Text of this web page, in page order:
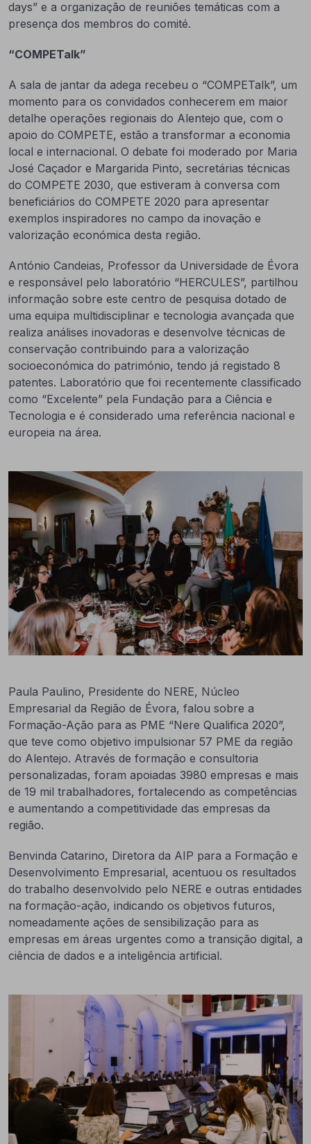
days” e a organização de reuniões temáticas com a
presença dos membros do comité.
“COMPETalk”
A sala de jantar da adega recebeu o “COMPETalk”, um
momento para os convidados conhecerem em maior
detalhe operações regionais do Alentejo que, com o
apoio do COMPETE, estão a transformar a economia
local e internacional. O debate foi moderado por Maria
José Caçador e Margarida Pinto, secretárias técnicas
do COMPETE 2030, que estiveram à conversa com
beneficiários do COMPETE 2020 para apresentar
exemplos inspiradores no campo da inovação e
valorização económica desta região.
António Candeias, Professor da Universidade de Évora
e responsável pelo laboratório “HERCULES”, partilhou
informação sobre este centro de pesquisa dotado de
uma equipa multidisciplinar e tecnologia avançada que
realiza análises inovadoras e desenvolve técnicas de
conservação contribuindo para a valorização
socioeconómica do património, tendo já registado 8
patentes. Laboratório que foi recentemente classificado
como “Excelente” pela Fundação para a Ciência e
Tecnologia e é considerado uma referência nacional e
europeia na área.
Paula Paulino, Presidente do NERE, Núcleo
Empresarial da Região de Évora, falou sobre a
Formação-Ação para as PME “Nere Qualifica 2020”,
que teve como objetivo impulsionar 57 PME da região
do Alentejo. Através de formação e consultoria
personalizadas, foram apoiadas 3980 empresas e mais
de 19 mil trabalhadores, fortalecendo as competências
e aumentando a competitividade das empresas da
região.
Benvinda Catarino, Diretora da AIP para a Formação e
Desenvolvimento Empresarial, acentuou os resultados
do trabalho desenvolvido pelo NERE e outras entidades
na formação-ação, indicando os objetivos futuros,
nomeadamente ações de sensibilização para as
empresas em áreas urgentes como a transição digital, a
ciência de dados e a inteligência artificial.